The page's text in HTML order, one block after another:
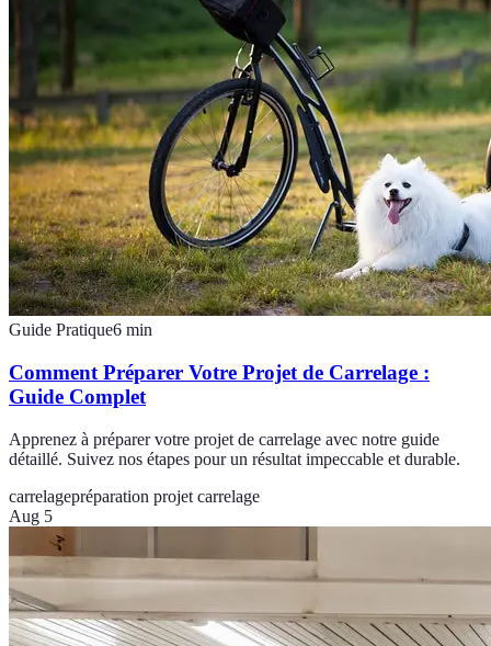
Guide Pratique6 min
Comment Préparer Votre Projet de Carrelage :
Guide Complet
Apprenez à préparer votre projet de carrelage avec notre guide
détaillé. Suivez nos étapes pour un résultat impeccable et durable.
carrelagepréparation projet carrelage
Aug 5